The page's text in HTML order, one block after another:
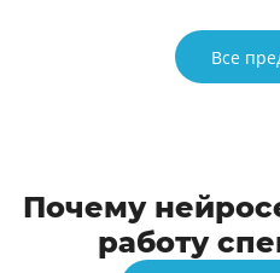
Все
Почему
работу